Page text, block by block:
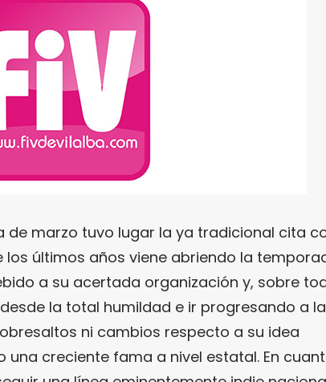
de marzo tuvo lugar la ya tradicional cita
los últimos años viene abriendo la
a su acertada organización y, sobre
la total humildad e ir progresando a la
ni cambios respecto a su idea
una creciente fama a nivel estatal. En